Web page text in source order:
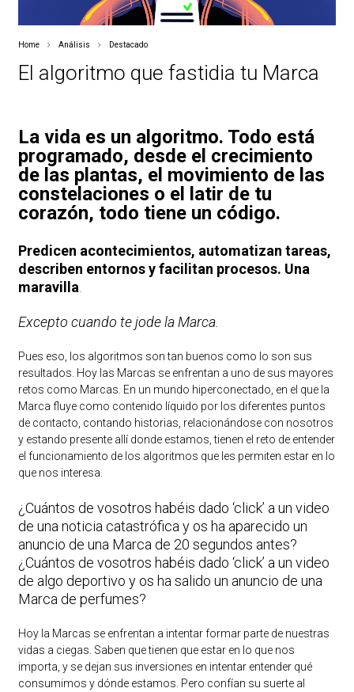
Home Análisis Destacado
El algoritmo que fastidia tu Marca
La vida es un algoritmo. Todo está
programado, desde el crecimiento
de las plantas, el movimiento de las
constelaciones o el latir de tu
corazón, todo tiene un código.
Predicen acontecimientos, automatizan tareas,
describen entornos y facilitan procesos. Una
maravilla
Excepto cuando te jode la Marca.
Pues eso, los algoritmos son tan buenos como lo son sus
resultados. Hoy las Marcas se enfrentan a uno de sus mayores
retos como Marcas. En un mundo hiperconectado, en el que la
Marca fluye como contenido líquido por los diferentes puntos
de contacto, contando historias, relacionándose con nosotros
y estando presente allí donde estamos, tienen el reto de entender
el funcionamiento de los algoritmos que les permiten estar en lo
que nos interesa.
¿Cuántos de vosotros habéis dado ‘click’ a un video
de una noticia catastrófica y os ha aparecido un
anuncio de una Marca de 20 segundos antes?
¿Cuántos de vosotros habéis dado ‘click’ a un video
de algo deportivo y os ha salido un anuncio de una
Marca de perfumes?
Hoy la Marcas se enfrentan a intentar formar parte de nuestras
vidas a ciegas. Saben que tienen que estar en lo que nos
importa, y se dejan sus inversiones en intentar entender qué
consumimos y dónde estamos. Pero confían su suerte al